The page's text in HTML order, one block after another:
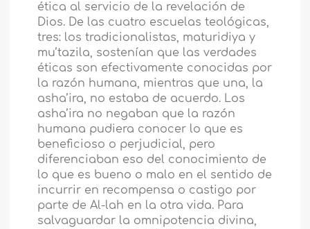
ética al servicio de la revelación de
Dios. De las cuatro escuelas teológicas,
tres: los tradicionalistas, maturidiya y
mu’tazila, sostenían que las verdades
éticas son efectivamente conocidas por
la razón humana, mientras que una, la
asha’ira, no estaba de acuerdo. Los
asha’ira no negaban que la razón
humana pudiera conocer lo que es
beneficioso o perjudicial, pero
diferenciaban eso del conocimiento de
lo que es bueno o malo en el sentido de
incurrir en recompensa o castigo por
parte de Al-lah en la otra vida. Para
salvaguardar la omnipotencia divina,